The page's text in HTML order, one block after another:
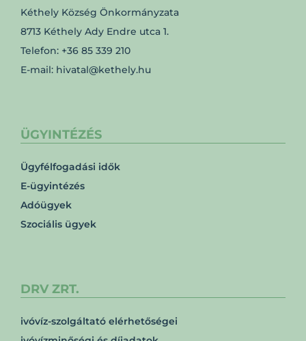
Kéthely Község Önkormányzata
8713 Kéthely Ady Endre utca 1.
Telefon: +36 85 339 210
E-mail: hivatal@kethely.hu
ÜGYINTÉZÉS
Ügyfélfogadási idők
E-ügyintézés
Adóügyek
Szociális ügyek
DRV ZRT.
ivóvíz-szolgáltató elérhetőségei